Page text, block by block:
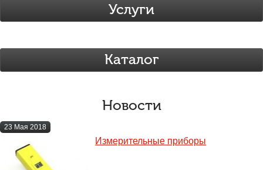
Услуги
Каталог
Новости
23 Мая 2018
Измерительные приборы